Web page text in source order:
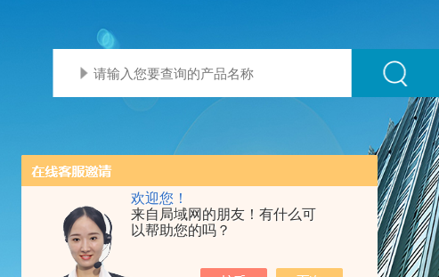
欢迎您！
来自局域网的朋友！有什么可
以帮助您的吗？